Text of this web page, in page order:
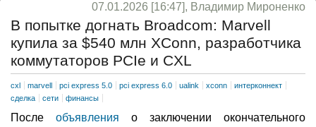
07.01.2026 [16:47], Владимир Мироненко
В попытке догнать Broadcom: Marvell
купила за $540 млн XConn, разработчика
коммутаторов PCIe и CXL
cxl marvell pci express 5.0 pci express 6.0 ualink xconn
интерконнект
сделка
сети финансы
После объявления о заключении окончательного